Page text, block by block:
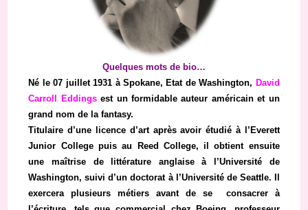
Quelques mots de bio…
Né le 07 juillet 1931 à Spokane, Etat de Washington, David
Carroll Eddingsest un formidable auteur américain et un
grand nom de la fantasy.
Titulaire d’une licence d’art après avoir étudié à l’Everett
Junior College puis au Reed College, il obtient ensuite
une maîtrise de littérature anglaise à l’Université de
Washington, suivi d’un doctorat à l’Université de Seattle. Il
exercera plusieurs métiers avant de se consacrer à